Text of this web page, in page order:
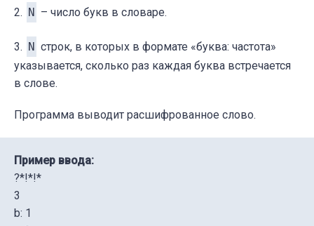
2. N – число букв в словаре.
3. N строк, в которых в формате «буква: частота»
указывается, сколько раз каждая буква встречается
в слове.
Программа выводит расшифрованное слово.
Пример ввода:
?*!*!*
3
b: 1